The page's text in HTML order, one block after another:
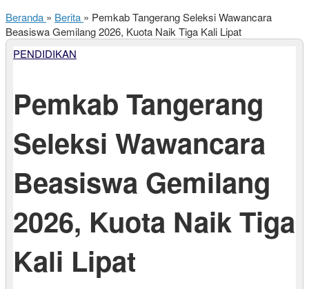
Beranda » Berita » Pemkab Tangerang Seleksi Wawancara
Beasiswa Gemilang 2026, Kuota Naik Tiga Kali Lipat
PENDIDIKAN
Pemkab Tangerang
Seleksi Wawancara
Beasiswa Gemilang
2026, Kuota Naik Tiga
Kali Lipat